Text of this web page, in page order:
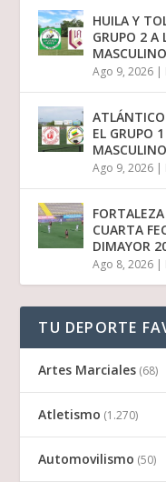
HUILA Y
GRUPO 2 A
Ago 9, 2026 |
ATLÁNTICO
EL GRUPO
Ago 9, 2026 |
CUARTA
DIMAYOR
Ago 8, 2026 |
TU DEPORTE
Artes Marciales (68)
Atletismo (1.270)
Automovilismo (50)